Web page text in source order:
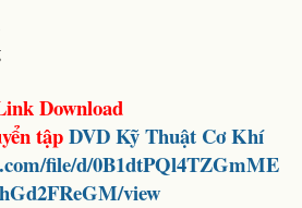
Download
tậpDVDKỹ Thuật Cơ Khí
file/d/0B1dtPQl4TZGmME
view